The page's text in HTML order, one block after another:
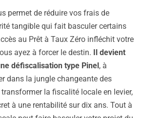
permet de réduire vos frais de
tangible qui fait basculer certains
au Prêt à Taux Zéro infléchit votre
ayez à forcer le destin.
Il devient
défiscalisation type Pinel , à
dans la jungle changeante des
la fiscalité locale en levier,
à une rentabilité sur dix ans. Tout à